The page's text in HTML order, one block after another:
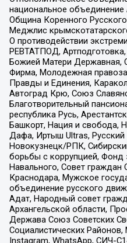
национальное
Община Коренного
Меджлис
О противодействии
РЕВТАТПОД,
Божией Матери Державная,
Фирма, Молодежная
Правды и Единения,
Автоград Крю, Союз
Благотворительный
республика Русь,
Башкорт, Нация и свобода,
Дафа, Иртыш Ultras, Русский
Новокузнецк/РПК,
борьбы с коррупцией,
Навального, Совет граждан
Краснодара, Мужское
объединение русского
Адат, Народный совет
Архангельской области,
Держава Союз Советских
Социалистических
Instagram, WhatsApp, СИЧ-